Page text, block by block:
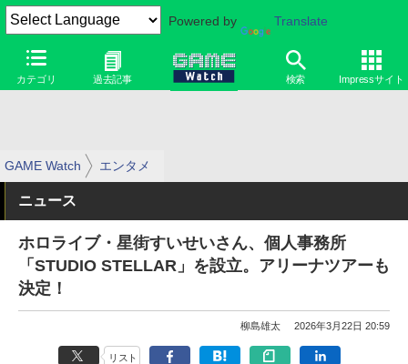
Powered by Translate
カテゴリ 過去記事 検索 Impressサイト
GAME Watch エンタメ
ニュース
ホロライブ・星街すいせいさん、個人事務所
「STUDIO STELLAR」を設立。アリーナツアーも
決定！
柳島雄太 2026年3月22日 20:59
リスト